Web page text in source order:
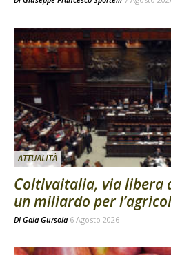
ATTUALITÀ
Coltivaitalia, via libera
un miliardo per
Di Gaia Gursola 6 Agosto 2026